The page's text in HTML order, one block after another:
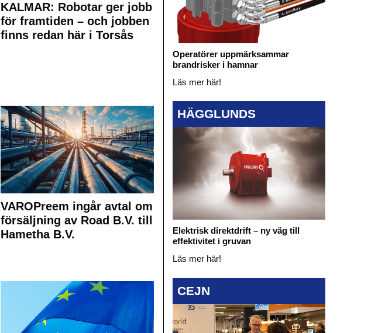
KALMAR: Robotar ger jobb
för framtiden – och jobben
finns redan här i Torsås
VAROPreem ingår avtal om
försäljning av Road B.V. till
Hametha B.V.
Operatörer uppmärksammar
brandrisker i hamnar
Läs mer här!
HÄGGLUNDS
Elektrisk direktdrift – ny väg till
effektivitet i gruvan
Läs mer här!
CEJN